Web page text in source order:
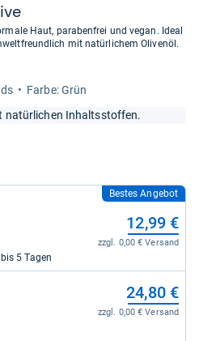
und
lassen
Haut, parabenfrei und vegan. Ideal
mit natürlichem Olivenöl.
Farbe: Grün
natürlichen Inhaltsstoffen.
Bestes Angebot
12,99 €
zzgl. 0,00 € Versand
5 Tagen
24,80 €
zzgl. 0,00 € Versand